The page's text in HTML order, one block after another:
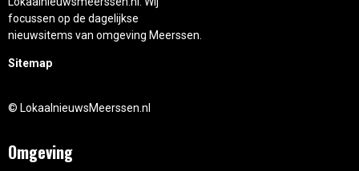
focussen op de dagelijkse
nieuwsitems van omgeving Meerssen.
Sitemap
© LokaalnieuwsMeerssen.nl
Omgeving